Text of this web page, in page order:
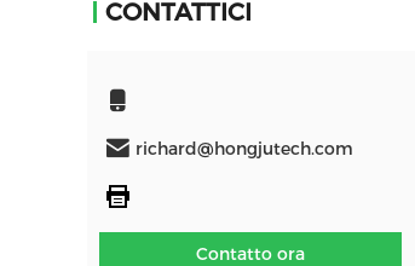
CONTATTICI
richard@hongjutech.com
Contatto ora